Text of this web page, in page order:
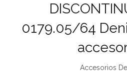
0179.05/64
Accesorios